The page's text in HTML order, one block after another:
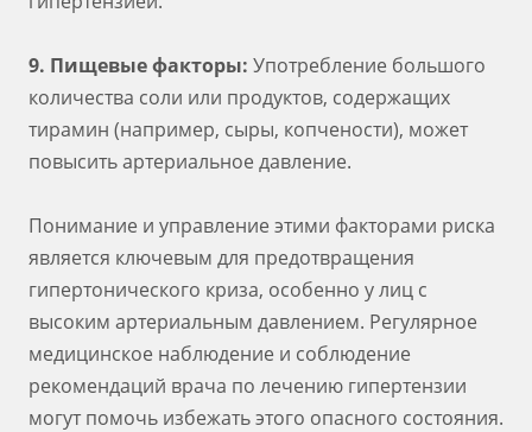
9. Пищевые факторы: Употребление большого
количества соли или продуктов, содержащих
тирамин (например, сыры, копчености), может
повысить артериальное давление.
Понимание и управление этими факторами риска
является ключевым для предотвращения
гипертонического криза, особенно у лиц с
высоким артериальным давлением. Регулярное
медицинское наблюдение и соблюдение
рекомендаций врача по лечению гипертензии
могут помочь избежать этого опасного состояния.